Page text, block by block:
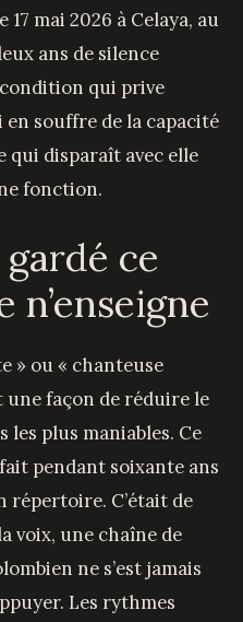
mai 2026 à Celaya, au
ans de silence
condition qui prive
souffre de la capacité
qui disparaît avec elle
fonction.
ce
n’enseigne
» ou « chanteuse
façon de réduire le
les plus maniables. Ce
pendant soixante ans
répertoire. C’était de
voix, une chaîne de
ne s’est jamais
Les rythmes